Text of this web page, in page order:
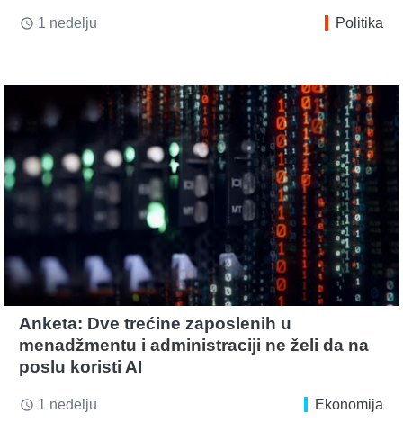
access_time 1 nedelju Politika
Anketa: Dve trećine zaposlenih u
menadžmentu i administraciji ne želi da na
poslu koristi AI
access_time 1 nedelju Ekonomija